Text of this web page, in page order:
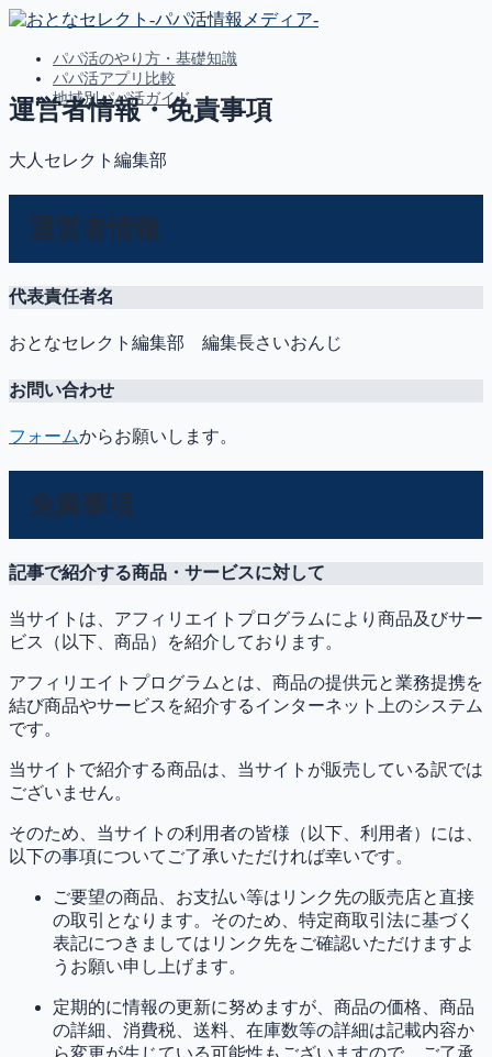
パパ活のやり方・基礎知識
パパ活アプリ比較
地域別パパ活ガイド
MENU
パパ活アプリ比較
運営者情報・免責事項
大人セレクト編集部
運営者情報
代表責任者名
おとなセレクト編集部 編集長さいおんじ
お問い合わせ
フォームからお願いします。
免責事項
記事で紹介する商品・サービスに対して
当サイトは、アフィリエイトプログラムにより商品及びサー
ビス（以下、商品）を紹介しております。
アフィリエイトプログラムとは、商品の提供元と業務提携を
結び商品やサービスを紹介するインターネット上のシステム
です。
当サイトで紹介する商品は、当サイトが販売している訳では
ございません。
そのため、当サイトの利用者の皆様（以下、利用者）には、
以下の事項についてご了承いただければ幸いです。
ご要望の商品、お支払い等はリンク先の販売店と直接
の取引となります。そのため、特定商取引法に基づく
表記につきましてはリンク先をご確認いただけますよ
うお願い申し上げます。
定期的に情報の更新に努めますが、商品の価格、商品
の詳細、消費税、送料、在庫数等の詳細は記載内容か